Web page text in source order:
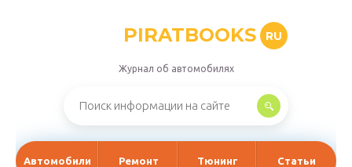
PIRATBOOKS RU
Журнал об автомобилях
Автомобили Ремонт Тюнинг Статьи